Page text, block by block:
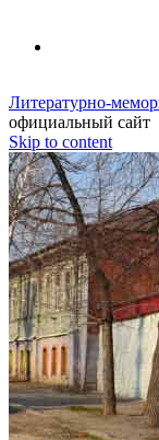
Литературно-
официальный сайт
Skip to content